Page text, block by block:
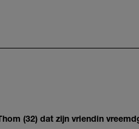
(32) dat zijn vriendin